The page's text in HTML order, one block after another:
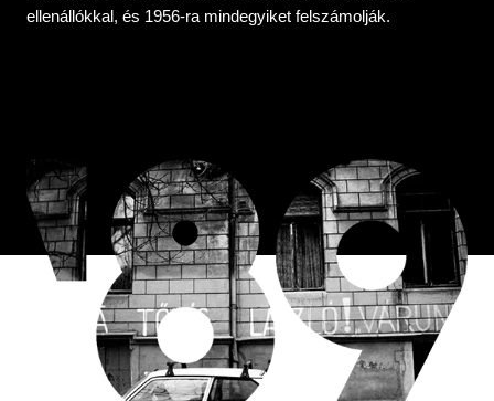
ellenállókkal, és 1956-ra mindegyiket felszámolják.